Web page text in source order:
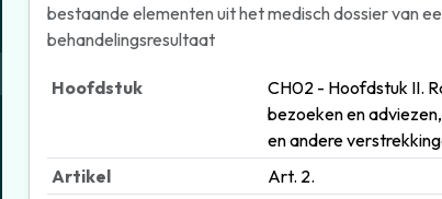
bestaande elementen uit het medisch dossier van
behandelingsresultaat
Hoofdstuk
CH02 - Hoofdstuk II.
bezoeken en
en andere
Artikel
Art. 2.